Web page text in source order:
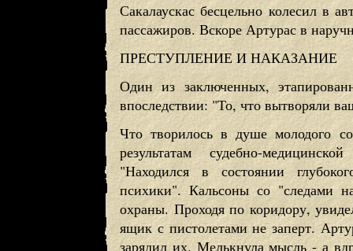
Сакалаускас бесцельно колесил в
пассажиров. Вскоре Артурас в
ПРЕСТУПЛЕНИЕ И НАКАЗАНИЕ
Один из заключенных,
впоследствии: "То, что вытворяли
Что творилось в душе молодого
результатам судебно-
"Находился в состоянии
психики". Кальсоны со "следами
охраны. Проходя по коридору,
ящик с пистолетами не заперт.
зарядил их. Мелькнула мысль - а